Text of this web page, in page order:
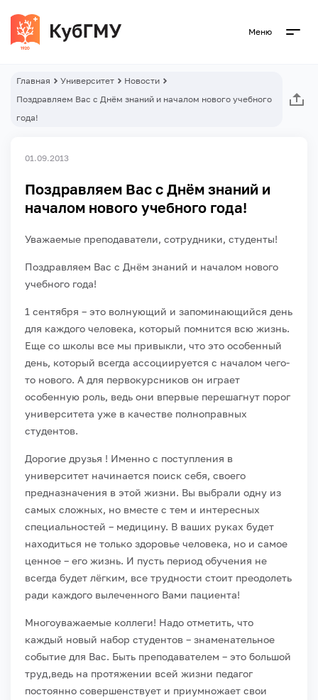
Меню
Главная Университет
Новости
Поздравляем Вас с Днём знаний и началом нового учебного
года!
01.09.2013
Поздравляем Вас с Днём знаний и
началом нового учебного года!
Уважаемые преподаватели, сотрудники, студенты!
Поздравляем Вас с Днём знаний и началом нового
учебного года!
1 сентября – это волнующий и запоминающийся день
для каждого человека, который помнится всю жизнь.
Еще со школы все мы привыкли, что это особенный
день, который всегда ассоциируется с началом чего-
то нового. А для первокурсников он играет
особенную роль, ведь они впервые перешагнут порог
университета уже в качестве полноправных
студентов.
Дорогие друзья ! Именно с поступления в
университет начинается поиск себя, своего
предназначения в этой жизни. Вы выбрали одну из
самых сложных, но вместе с тем и интересных
специальностей – медицину. В ваших руках будет
находиться не только здоровье человека, но и самое
ценное – его жизнь. И пусть период обучения не
всегда будет лёгким, все трудности стоит преодолеть
ради каждого вылеченного Вами пациента!
Многоуважаемые коллеги! Надо отметить, что
каждый новый набор студентов – знаменательное
событие для Вас. Быть преподавателем – это большой
труд,ведь на протяжении всей жизни педагог
постоянно совершенствует и приумножает свои